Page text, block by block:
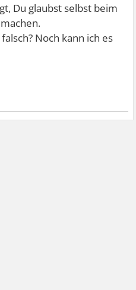
Du glaubst selbst beim
Noch kann ich es